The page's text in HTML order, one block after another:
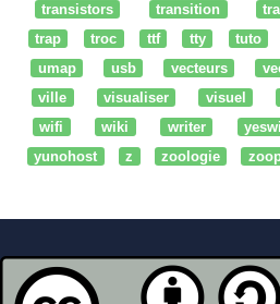
transistors
transition
trap
troc ttf tty tuto
umap
usb vecteurs
ville
visualiser visuel
wifi
wiki writer
yunohost
z zoologie